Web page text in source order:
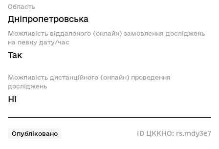
Область
Дніпропетровська
Можливість віддаленого (онлайн) замовлення досліджень
на певну дату/час
Так
Можливість дистанційного (онлайн) проведення
досліджень
Ні
Опубліковано ID ЦККНО: rs.mdy3e7